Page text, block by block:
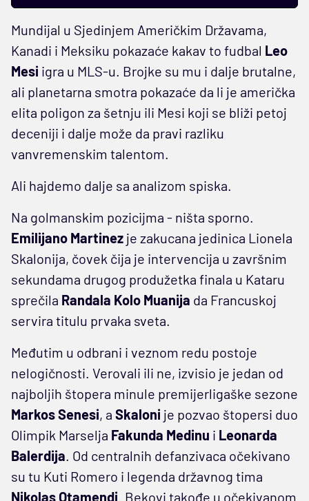
Mundijal u Sjedinjem Američkim Državama,
Kanadi i Meksiku pokazaće kakav to fudbal Leo
Mesi igra u MLS-u. Brojke su mu i dalje brutalne,
ali planetarna smotra pokazaće da li je američka
elita poligon za šetnju ili Mesi koji se bliži petoj
deceniji i dalje može da pravi razliku
vanvremenskim talentom.
Ali hajdemo dalje sa analizom spiska.
Na golmanskim pozicijma - ništa sporno.
Emilijano Martinez je zakucana jedinica Lionela
Skalonija, čovek čija je intervencija u završnim
sekundama drugog produžetka finala u Kataru
sprečila Randala Kolo Muanija da Francuskoj
servira titulu prvaka sveta.
Međutim u odbrani i veznom redu postoje
nelogičnosti. Verovali ili ne, izvisio je jedan od
najboljih štopera minule premijerligaške sezone
Markos Senesi, a Skaloni je pozvao štopersi duo
Olimpik Marselja Fakunda Medinu i Leonarda
Balerdija. Od centralnih defanzivaca očekivano
su tu Kuti Romero i legenda državnog tima
Nikolas Otamendi . Bekovi takođe u očekivanom